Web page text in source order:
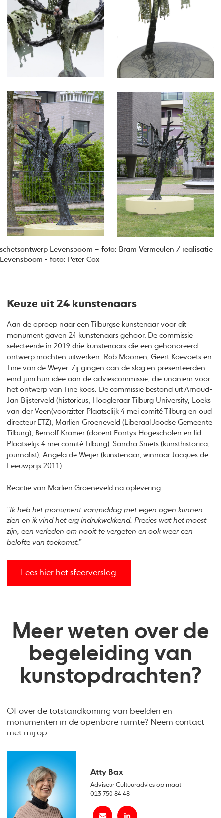
schetsontwerp Levensboom – foto: Bram Vermeulen / realisatie
Levensboom - foto: Peter Cox
Keuze uit 24 kunstenaars
Aan de oproep naar een Tilburgse kunstenaar voor dit
monument gaven 24 kunstenaars gehoor. De commissie
selecteerde in 2019 drie kunstenaars die een gehonoreerd
ontwerp mochten uitwerken: Rob Moonen, Geert Koevoets en
Tine van de Weyer. Zij gingen aan de slag en presenteerden
eind juni hun idee aan de adviescommissie, die unaniem voor
het ontwerp van Tine koos. De commissie bestond uit Arnoud-
Jan Bijsterveld (historicus, Hoogleraar Tilburg University, Loeks
van der Veen(voorzitter Plaatselijk 4 mei comité Tilburg en oud
directeur ETZ), Marlien Groeneveld (Liberaal Joodse Gemeente
Tilburg), Bernolf Kramer (docent Fontys Hogescholen en lid
Plaatselijk 4 mei comité Tilburg), Sandra Smets (kunsthistorica,
journalist), Angela de Weijer (kunstenaar, winnaar Jacques de
Leeuwprijs 2011).
Reactie van Marlien Groeneveld na oplevering:
“Ik heb het monument vanmiddag met eigen ogen kunnen
zien en ik vind het erg indrukwekkend. Precies wat het moest
zijn, een verleden om nooit te vergeten en ook weer een
belofte van toekomst.”
Lees hier het sfeerverslag
Meer weten over de
begeleiding van
kunstopdrachten?
Of over de totstandkoming van beelden en
monumenten in de openbare ruimte? Neem contact
met mij op.
Atty Bax
Adviseur Cultuuradvies op maat
013 750 84 48